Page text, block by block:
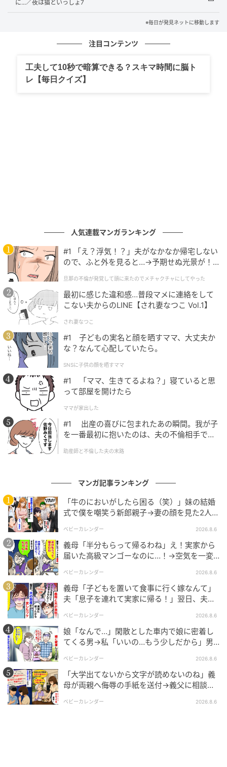
脱兎の如く逃げる君へ
次の記事
入浴剤を買ったアラサー女子。ピンク色の湯
船につかって頭に浮かんだのは...それ？／毎
の記事をもっとみる
に...／夜は猫といっしょ7
※毎日が発見ネットに移動します
注目コンテンツ
工夫して10秒で暗算できる？スキマ時間に脳ト
レ【毎日クイズ】
人気連載マンガランキング
#1 「え？浮気！？」夫がなかなか帰宅しない
ので、ふと外を見ると…→予期せぬ光景が！
クチャにしてやった
旦那の不倫が発覚して頭に来たのでメチャクチャにしてやった
最初に感じた違和感…普段マメに連絡をして
こない夫からのLINE【され妻なつこ Vol.1】
され妻なつこ
#1 子どもの実名と顔を晒すママ、大丈夫か
な？なんて心配していたら。
SNSに子供の顔を晒すママ
#1 「ママ、生きてるよね？」寝ていると思
って部屋を開けたら
ママが家出した
#1 出産の喜びに包まれたあの瞬間。我が子
を一番最初に抱いたのは、夫の不倫相手でし
助産師と不倫した夫の末路
マンガ記事ランキング
「牛のにおいがしたら困る（笑）」妹の結婚
式で僕を嘲笑う新郎親子→妻の顔を見た2人が
ベビーカレンダー 2026.8.6
義母「半分もらって帰るわね」え！実家から
届いた高級マンゴーなのに…！→空気を一変
ベビーカレンダー 2026.8.6
義母「子どもを置いて食事に行く嫁なんて」
夫「息子を連れて実家に帰る！」翌日、夫が
ベビーカレンダー 2026.8.6
娘「なんで…」閑散とした車内で娘に密着し
てくる男→私「いいの…もう少しだから」男
ベビーカレンダー 2026.8.6
「大学出てないから文字が読めないのね」義
母が両親へ侮辱の手紙を送付→義父に相談
ベビーカレンダー 2026.8.6